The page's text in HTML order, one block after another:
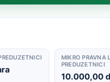
MIKRO PRAVNA
PREDUZETNICI
10.000,00